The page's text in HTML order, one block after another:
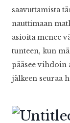
saavuttamista
nauttimaan
asioita menee
tunteen, kun
pääsee vihdoin
jälkeen seuraa